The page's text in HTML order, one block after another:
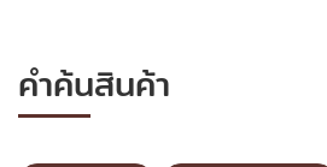
คำค้นสินค้า